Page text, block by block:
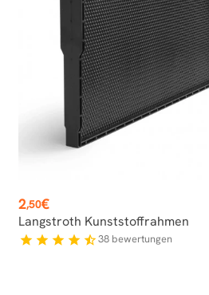
Preis
2,50€
Langstroth Kunststoffrahmen
star star star star star_half38 bewertungen